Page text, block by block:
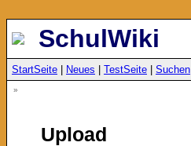
SchulWiki
StartSeite Neues TestSeite Suchen
»
Upload